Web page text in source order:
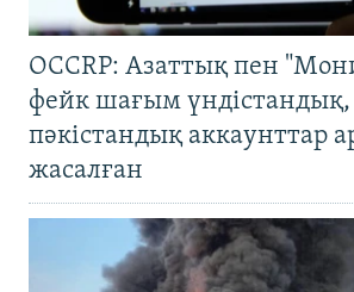
OCCRP: Азаттық пен
фейк шағым үндістандық,
пәкістандық аккаунттар
жасалған